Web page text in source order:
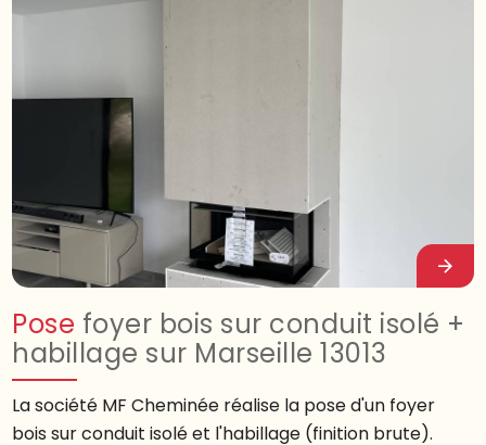
Pose foyer bois sur conduit isolé +
habillage sur Marseille 13013
La société MF Cheminée réalise la pose d'un foyer
bois sur conduit isolé et l'habillage (finition brute).